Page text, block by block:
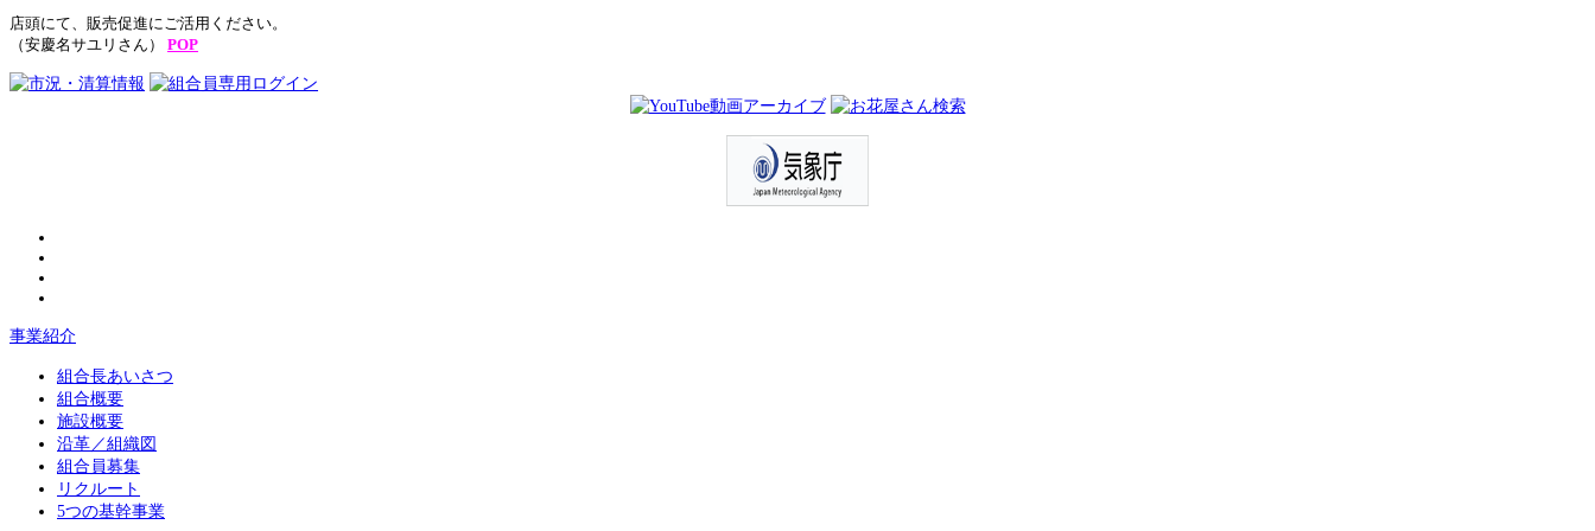
店頭にて、販売促進にご活用ください。
（安慶名サユリさん） POP
事業紹介
組合長あいさつ
組合概要
施設概要
沿革／組織図
組合員募集
リクルート
5つの基幹事業